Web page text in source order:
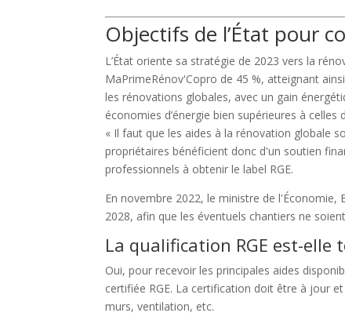
Objectifs de l’État pour
L’État oriente sa stratégie de 2023 vers la
MaPrimeRénov'Copro de 45 %, atteignant
les rénovations globales, avec un gain
économies d’énergie bien supérieures à
« Il faut que les aides à la rénovation globale
propriétaires bénéficient donc d'un soutien
professionnels à obtenir le label RGE.
En novembre 2022, le ministre de
2028, afin que les éventuels chantiers ne
La qualification RGE est-
Oui, pour recevoir les principales aides
certifiée RGE. La certification doit être à jour
murs, ventilation, etc.